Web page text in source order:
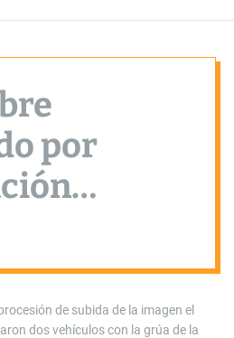
por
de subida de la imagen el
dos vehículos con la grúa de la